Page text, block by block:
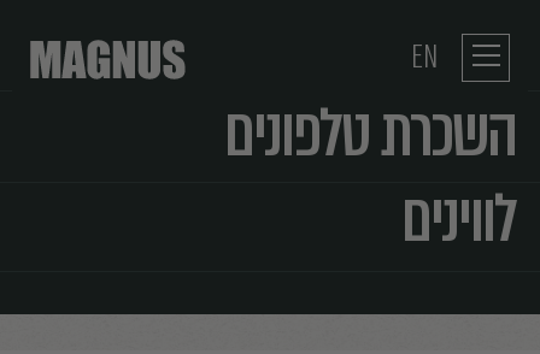
EN
השכרת טלפונים
לווינים